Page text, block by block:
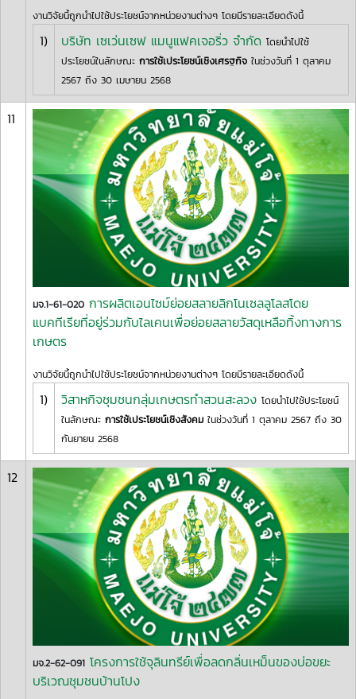
งานวิจัยนี้ถูกนำไปใช้ประโยชน์จากหน่วยงานต่างๆ โดยมีรายละเอียดดังนี้
1) บริษัท เซเว่นเซฟ แมนูแฟคเจอริ่ว จำกัด โดยนำไปใช้
ประโยชน์ในลักษณะ การใช้เประโยชน์เชิงเศรฐกิจ ในช่วงวันที่ 1 ตุลาคม
2567 ถึง 30 เมษายน 2568
11
มจ.1-61-020 การผลิตเอนไซม์ย่อยสลายลิกโนเซลลูโลสโดย
แบคทีเรียที่อยู่ร่วมกับไลเคนเพื่อย่อยสลายวัสดุเหลือทิ้งทางการ
เกษตร
งานวิจัยนี้ถูกนำไปใช้ประโยชน์จากหน่วยงานต่างๆ โดยมีรายละเอียดดังนี้
1) วิสาหกิจชุมชนกลุ่มเกษตรทำสวนสะลวง โดยนำไปใช้ประโยชน์
ในลักษณะ การใช้เประโยชน์เชิงสังคม ในช่วงวันที่ 1 ตุลาคม 2567 ถึง 30
กันยายน 2568
12
มจ.2-62-091 โครงการใช้จุลินทรีย์เพื่อลดกลิ่นเหม็นของบ่อขยะ
บริเวณชุมชนบ้านโปง